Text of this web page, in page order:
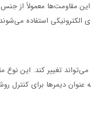
مقاومت‌ها معمولاً از جنس
الکترونیکی استفاده
تغییر کند. این نوع
عنوان دیمرها برای کنترل